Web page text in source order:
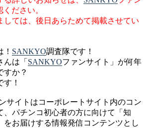
ださい。
しては、後日あらためて掲載させてい
SANKYO調査隊です！
んは「 SANKYOファンサイト」が何年
すか？
！
サイトはコーポレートサイト内のコン
、パチンコ初心者の方に向けて「知
をお届けする情報発信コンテンツとし